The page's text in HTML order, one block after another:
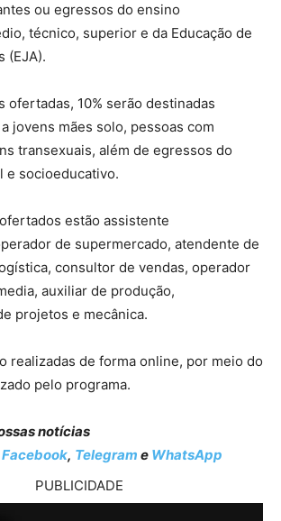
ou egressos do ensino
técnico, superior e da Educação de
(EJA).
ofertadas, 10% serão destinadas
jovens mães solo, pessoas com
transexuais, além de egressos do
e socioeducativo.
estão assistente
de supermercado, atendente de
consultor de vendas, operador
auxiliar de produção,
projetos e mecânica.
realizadas de forma online, por meio do
pelo programa.
notícias
Facebook, Telegram e WhatsApp
PUBLICIDADE